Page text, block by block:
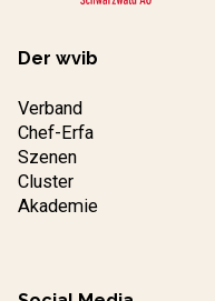
Der wvib
Verband
Chef-Erfa
Szenen
Cluster
Akademie